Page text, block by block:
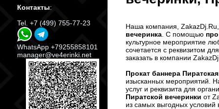
Контакты:
Tel. +7 (499) 755-77-23
WhatsApp +79255858101
manager@ve4erinki.net
Наша компания,
вечеринка . С помощью
культурное мероприятие
сочетается с реквизитом
заказать в компании
Прокат баннера
изысканных мероприятий.
услуг и реквизита для
Пиратской вечеринки от
из самых выгодных условий